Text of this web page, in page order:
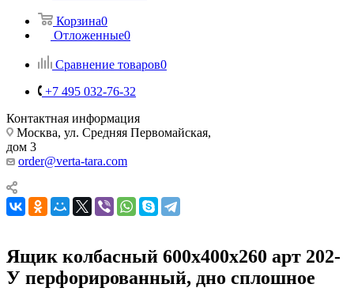
Корзина0
Отложенные0
Сравнение товаров0
+7 495 032-76-32
Контактная информация
Москва, ул. Средняя Первомайская,
дом 3
order@verta-tara.com
Ящик колбасный 600х400х260 арт 202-
У перфорированный, дно сплошное